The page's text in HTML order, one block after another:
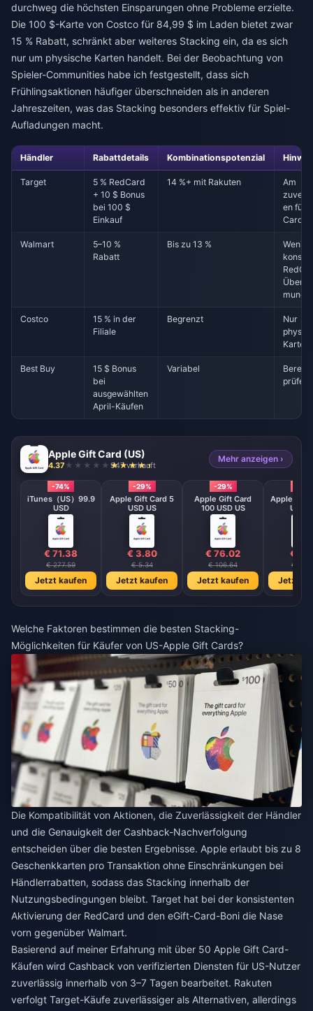
durchweg die höchsten Einsparungen ohne Probleme erzielte.
Die 100 $-Karte von Costco für 84,99 $ im Laden bietet zwar
15 % Rabatt, schränkt aber weiteres Stacking ein, da es sich
nur um physische Karten handelt. Bei der Beobachtung von
Spieler-Communities habe ich festgestellt, dass sich
Frühlingsaktionen häufiger überschneiden als in anderen
Jahreszeiten, was das Stacking besonders effektiv für Spiel-
Aufladungen macht.
Händler Rabattdetails Kombinationspotenzial
Target
5 % RedCard
+ 10 $ Bonus
bei 100 $
Einkauf
14 %+ mit Rakuten
Am
en für
Cards
Walmart
5–10 %
Rabatt
Bis zu 13 %
mung
Costco
15 % in der
Filiale
Begrenzt
Nur
Karten
Best Buy
15 $ Bonus
bei
ausgewählten
April-Käufen
Variabel
prüfen
Apple Gift Card (US)
4.37 947 verkauft
Mehr anzeigen ›
-74%
iTunes（US）99.9
USD
€ 71.38
€ 277.59
Jetzt kaufen
-29%
Apple Gift Card 5
USD US
€ 3.80
€ 5.34
Jetzt kaufen
-29%
Apple Gift Card
100 USD US
€ 76.02
€ 106.64
Jetzt kaufen
Apple Gift
USD
€
€
Jetzt
Welche Faktoren bestimmen die besten Stacking-
Möglichkeiten für Käufer von US-Apple Gift Cards?
Die Kompatibilität von Aktionen, die Zuverlässigkeit der Händler
und die Genauigkeit der Cashback-Nachverfolgung
entscheiden über die besten Ergebnisse. Apple erlaubt bis zu 8
Geschenkkarten pro Transaktion ohne Einschränkungen bei
Händlerrabatten, sodass das Stacking innerhalb der
Nutzungsbedingungen bleibt. Target hat bei der konsistenten
Aktivierung der RedCard und den eGift-Card-Boni die Nase
vorn gegenüber Walmart.
Basierend auf meiner Erfahrung mit über 50 Apple Gift Card-
Käufen wird Cashback von verifizierten Diensten für US-Nutzer
zuverlässig innerhalb von 3–7 Tagen bearbeitet. Rakuten
verfolgt Target-Käufe zuverlässiger als Alternativen, allerdings